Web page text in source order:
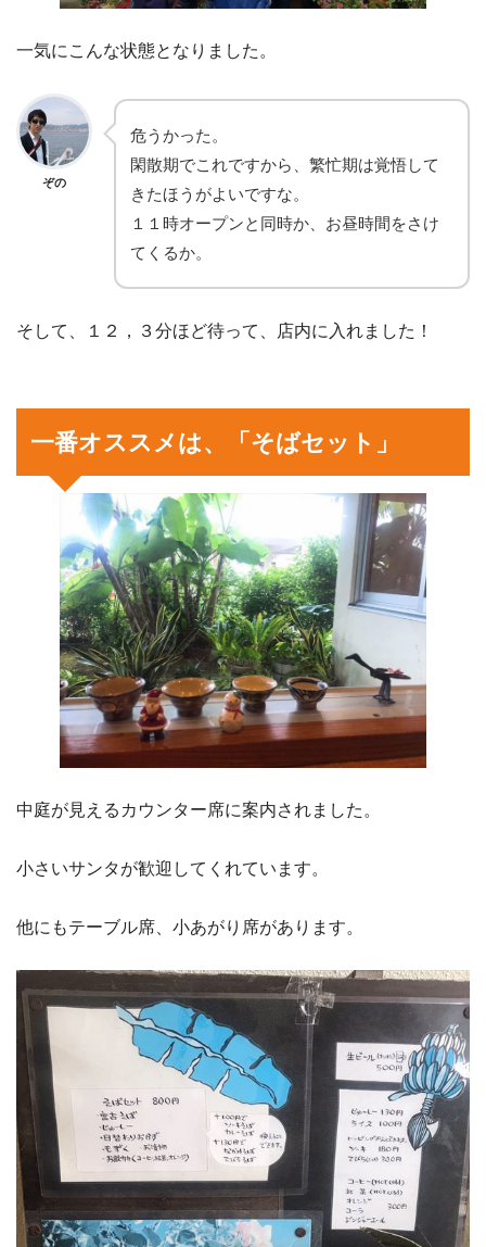
一気にこんな状態となりました。
ぞの
危うかった。
閑散期でこれですから、繁忙期は覚悟して
きたほうがよいですな。
１１時オープンと同時か、お昼時間をさけ
てくるか。
そして、１２，３分ほど待って、店内に入れました！
一番オススメは、「そばセット」
中庭が見えるカウンター席に案内されました。
小さいサンタが歓迎してくれています。
他にもテーブル席、小あがり席があります。